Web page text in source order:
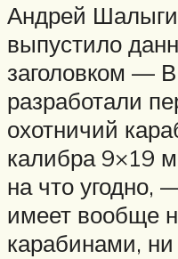
Андрей
выпустило
заголовком —
разработали
охотничий
калибра 9×19
на что угодно,
имеет вообще
карабинами, ни